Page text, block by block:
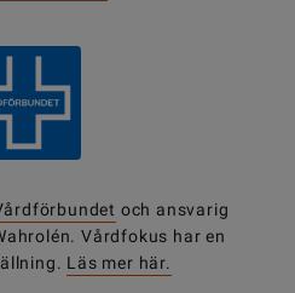
och ansvarig
Vårdfokus har en
Läs mer här.